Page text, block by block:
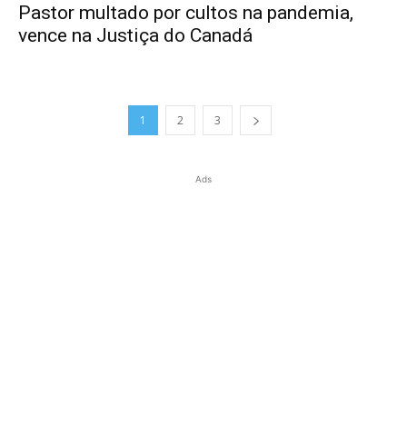
Pastor multado por cultos na pandemia,
vence na Justiça do Canadá
1 2 3
Ads